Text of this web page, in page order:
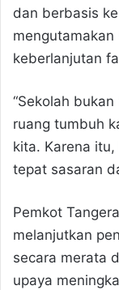
dan berbasis
keberlanjutan
“Sekolah
ruang tumbuh
kita. Karena
tepat sasaran
Pemkot
melanjutkan
secara merata
upaya